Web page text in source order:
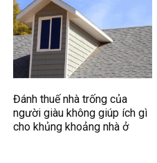
Đánh thuế nhà trống của
người giàu không giúp ích gì
cho khủng khoảng nhà ở